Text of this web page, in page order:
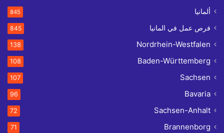
ألمانيا 845
فرص عمل في المانيا 845
Nordrhein-Westfalen
138
Baden-Württemberg
108
Sachsen
107
Bavaria
96
Sachsen-Anhalt
72
Brannenborg
71